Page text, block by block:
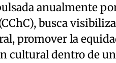
anualmente
busca
promover la
cultural dentro de